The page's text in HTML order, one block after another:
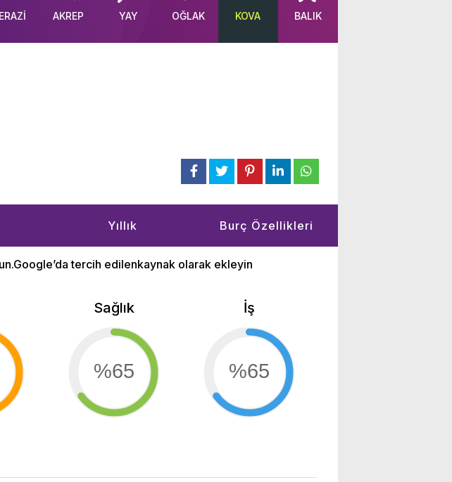
AKREP YAY OĞLAK KOVA BALIK
Yıllık Burç Özellikleri
tercih edilenkaynak olarak ekleyin
Sağlık
%65
İş
%65